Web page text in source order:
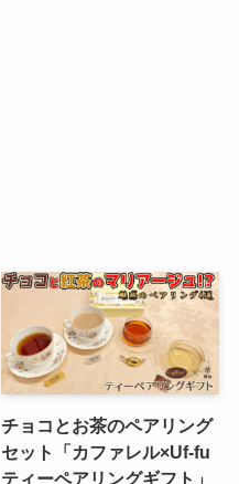
チョコとお茶のペアリング
セット「カファレル×Uf-fu
ティーペアリングギフト」